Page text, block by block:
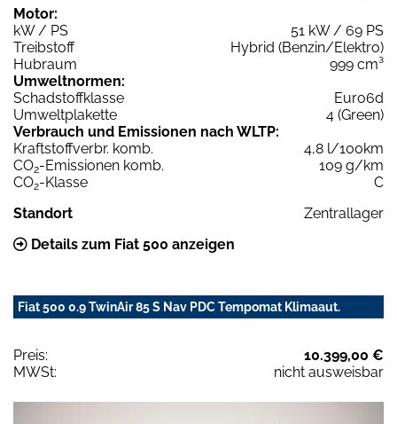
Motor:
kW / PS
51 kW / 69 PS
Treibstoff
Hybrid (Benzin/Elektro)
Hubraum
999 cm³
Umweltnormen:
Schadstoffklasse
Euro6d
Umweltplakette
4 (Green)
Verbrauch und Emissionen nach WLTP:
Kraftstoffverbr. komb.
4,8 l/100km
CO2-Emissionen komb.
109 g/km
CO2-Klasse
C
Standort
Zentrallager
Details zum Fiat 500 anzeigen
Fiat 500 0.9 TwinAir 85 S Nav PDC Tempomat Klimaaut.
Preis:
10.399,00 €
MWSt:
nicht ausweisbar